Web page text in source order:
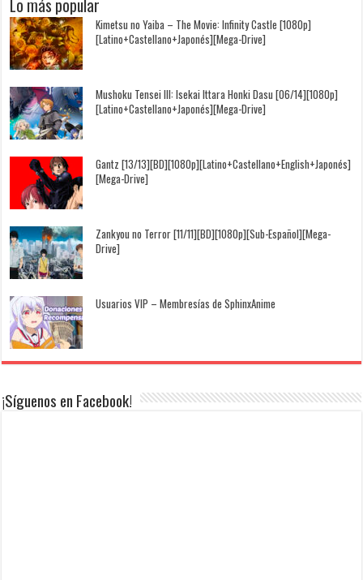
Lo más popular
Kimetsu no Yaiba – The Movie: Infinity Castle [1080p]
[Latino+Castellano+Japonés][Mega-Drive]
Mushoku Tensei III: Isekai Ittara Honki Dasu [06/14][1080p]
[Latino+Castellano+Japonés][Mega-Drive]
Gantz [13/13][BD][1080p][Latino+Castellano+English+Japonés]
[Mega-Drive]
Zankyou no Terror [11/11][BD][1080p][Sub-Español][Mega-
Drive]
Usuarios VIP – Membresías de SphinxAnime
¡Síguenos en Facebook!